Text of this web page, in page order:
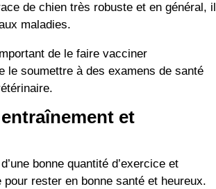
de chien très robuste et en général, il
maladies.
de le faire vacciner
le soumettre à des examens de santé
et
bonne quantité d’exercice et
pour rester en bonne santé et heureux.